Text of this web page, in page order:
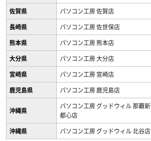
佐賀県
パソコン工房 佐賀店
長崎県
パソコン工房 佐世保店
熊本県
パソコン工房 熊本店
大分県
パソコン工房 大分店
宮崎県
パソコン工房 宮崎店
鹿児島県
パソコン工房 鹿児島店
沖縄県
パソコン工房 グッドウィル 那覇新
都心店
沖縄県 パソコン工房 グッドウィル 北谷店